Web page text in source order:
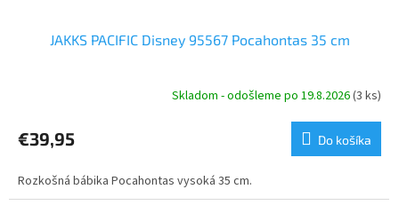
JAKKS PACIFIC Disney 95567 Pocahontas 35 cm
Skladom - odošleme po 19.8.2026(3 ks)
€39,95 Do košíka
Rozkošná bábika Pocahontas vysoká 35 cm.